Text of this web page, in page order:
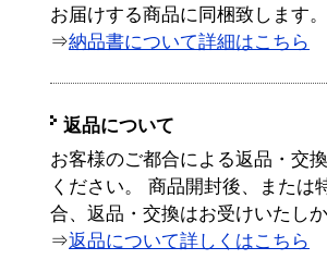
お届けする商品に同梱致します。
⇒納品書について詳細はこちら
返品について
お客様のご都合による返品・交
ください。 商品開封後、または
合、返品・交換はお受けいたし
⇒返品について詳しくはこちら